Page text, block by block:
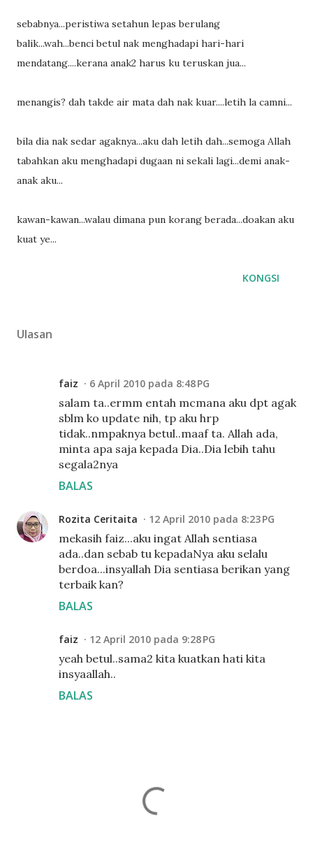
sebabnya...peristiwa setahun lepas berulang
balik...wah...benci betul nak menghadapi hari-hari
mendatang....kerana anak2 harus ku teruskan jua...
menangis? dah takde air mata dah nak kuar....letih la camni...
bila dia nak sedar agaknya...aku dah letih dah...semoga Allah
tabahkan aku menghadapi dugaan ni sekali lagi...demi anak-
anak aku...
kawan-kawan...walau dimana pun korang berada...doakan aku
kuat ye...
KONGSI
Ulasan
faiz 6 April 2010 pada 8:48 PG
salam ta..ermm entah mcmana aku dpt agak
sblm ko update nih, tp aku hrp
tidak..nmpaknya betul..maaf ta. Allah ada,
minta apa saja kepada Dia..Dia lebih tahu
segala2nya
BALAS
Rozita Ceritaita 12 April 2010 pada 8:23 PG
mekasih faiz...aku ingat Allah sentiasa
ada..dan sebab tu kepadaNya aku selalu
berdoa...insyallah Dia sentiasa berikan yang
terbaik kan?
BALAS
faiz 12 April 2010 pada 9:28 PG
yeah betul..sama2 kita kuatkan hati kita
insyaallah..
BALAS